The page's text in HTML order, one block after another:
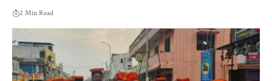
2 Min Read